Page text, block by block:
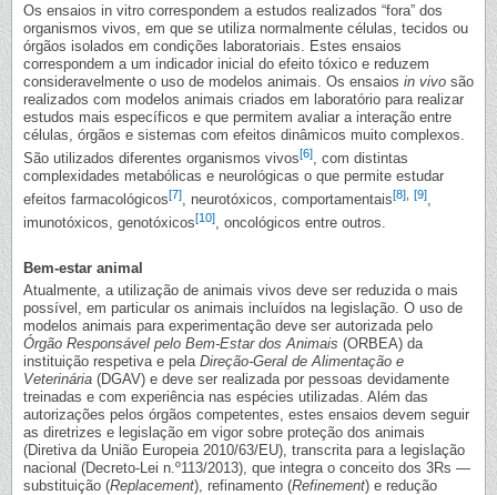
Os ensaios in vitro correspondem a estudos realizados “fora” dos
organismos vivos, em que se utiliza normalmente células, tecidos ou
órgãos isolados em condições laboratoriais. Estes ensaios
correspondem a um indicador inicial do efeito tóxico e reduzem
consideravelmente o uso de modelos animais. Os ensaios in vivo são
realizados com modelos animais criados em laboratório para realizar
estudos mais específicos e que permitem avaliar a interação entre
células, órgãos e sistemas com efeitos dinâmicos muito complexos.
São utilizados diferentes organismos vivos[6], com distintas
complexidades metabólicas e neurológicas o que permite estudar
efeitos farmacológicos[7], neurotóxicos, comportamentais[8] [9],
imunotóxicos, genotóxicos[10], oncológicos entre outros.
Bem-estar animal
Atualmente, a utilização de animais vivos deve ser reduzida o mais
possível, em particular os animais incluídos na legislação. O uso de
modelos animais para experimentação deve ser autorizada pelo
Órgão Responsável pelo Bem-Estar dos Animais (ORBEA) da
instituição respetiva e pela Direção-Geral de Alimentação e
Veterinária (DGAV) e deve ser realizada por pessoas devidamente
treinadas e com experiência nas espécies utilizadas. Além das
autorizações pelos órgãos competentes, estes ensaios devem seguir
as diretrizes e legislação em vigor sobre proteção dos animais
(Diretiva da União Europeia 2010/63/EU), transcrita para a legislação
nacional (Decreto-Lei n.º113/2013), que integra o conceito dos 3Rs —
substituição (Replacement), refinamento (Refinement) e redução